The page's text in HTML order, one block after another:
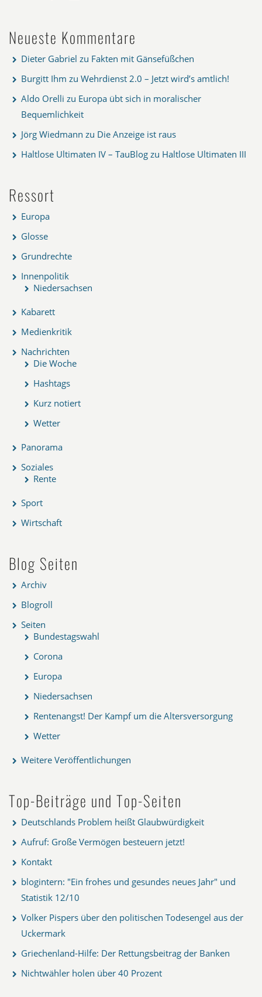
Neueste Kommentare
Dieter Gabriel zu Fakten mit Gänsefüßchen
Burgitt Ihm zu Wehrdienst 2.0 – Jetzt wird’s amtlich!
Aldo Orelli zu Europa übt sich in moralischer
Bequemlichkeit
Jörg Wiedmann zu Die Anzeige ist raus
Haltlose Ultimaten IV – TauBlog zu Haltlose Ultimaten III
Ressort
Europa
Glosse
Grundrechte
Innenpolitik
Niedersachsen
Kabarett
Medienkritik
Nachrichten
Die Woche
Hashtags
Kurz notiert
Wetter
Panorama
Soziales
Rente
Sport
Wirtschaft
Blog Seiten
Archiv
Blogroll
Seiten
Bundestagswahl
Corona
Europa
Niedersachsen
Rentenangst! Der Kampf um die Altersversorgung
Wetter
Weitere Veröffentlichungen
Top-Beiträge und Top-Seiten
Deutschlands Problem heißt Glaubwürdigkeit
Aufruf: Große Vermögen besteuern jetzt!
Kontakt
blogintern: "Ein frohes und gesundes neues Jahr" und
Statistik 12/10
Volker Pispers über den politischen Todesengel aus der
Uckermark
Griechenland-Hilfe: Der Rettungsbeitrag der Banken
Nichtwähler holen über 40 Prozent